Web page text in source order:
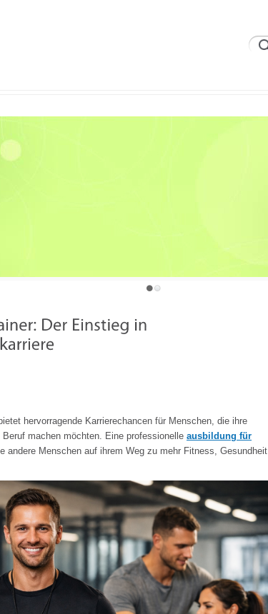
hervorragende Karrierechancen für Menschen, die ihre
machen möchten. Eine professionelle ausbildung für
andere Menschen auf ihrem Weg zu mehr Fitness, Gesundheit